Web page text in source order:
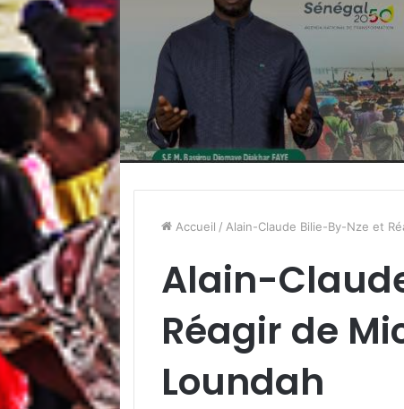
Accueil / Alain-Claude Bilie-By-Nze et
Alain-
Réagir de
Loundah